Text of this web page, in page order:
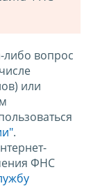
либо вопрос
или
.
ФНС